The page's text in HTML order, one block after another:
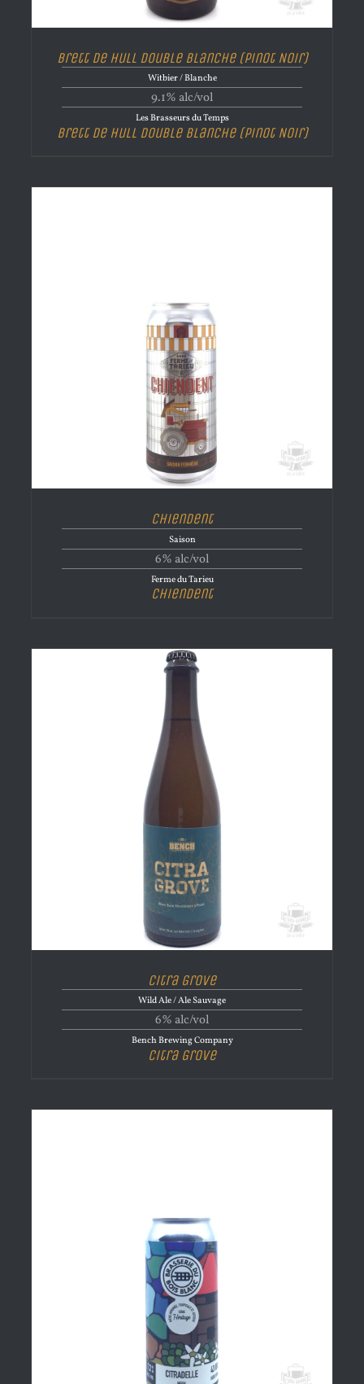
Brett de Hull Double Blanche (Pinot Noir)
Witbier / Blanche
9.1% alc/vol
Les Brasseurs du Temps
Brett de Hull Double Blanche (Pinot Noir)
Chiendent
Saison
6% alc/vol
Ferme du Tarieu
Chiendent
Citra Grove
Wild Ale / Ale Sauvage
6% alc/vol
Bench Brewing Company
Citra Grove